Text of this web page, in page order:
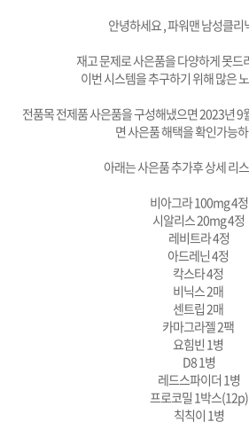
이
조
안녕하세요 , 파워맨 남성클리
재고 문제로 사은품을 다양하게 못드
이번 시스템을 추구하기 위해 많은
전품목 전제품 사은품을 구성해냈으면 2023년
면 사은품 해택을 확인가능
아래는 사은품 추가후 상세 리
비아그라 100mg 4정
시알리스 20mg 4정
레비트라 4정
아드레닌 4정
칵스타 4정
비닉스 2매
센트립 2매
카마그라젤 2팩
요힘빈 1병
D8 1병
레드스파이더 1병
프로코밀 1박스(12p)
칙칙이 1병